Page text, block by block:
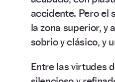
accidente. Pero el
la zona superior, y
sobrio y clásico, y
Entre las virtudes